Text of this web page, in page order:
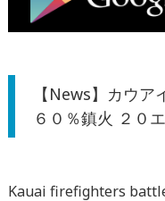
【News】カウ
６０％鎮火 ２０
Kauai firefighters